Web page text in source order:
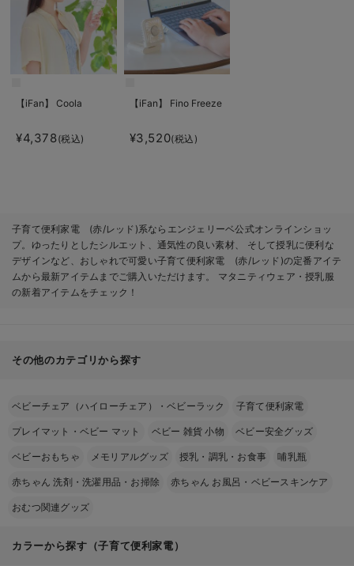
【iFan】 Coola
¥4,378(税込)
【iFan】 Fino Freeze
¥3,520(税込)
子育て便利家電 (赤/レッド)系ならエンジェリーベ公式オンラインショッ
プ。ゆったりとしたシルエット、通気性の良い素材、 そして授乳に便利な
デザインなど、おしゃれで可愛い子育て便利家電 (赤/レッド)の定番アイテ
ムから最新アイテムまでご購入いただけます。 マタニティウェア・授乳服
の新着アイテムをチェック！
その他のカテゴリから探す
ベビーチェア（ハイローチェア）・ベビーラック 子育て便利家電
プレイマット・ベビー マット ベビー 雑貨 小物 ベビー安全グッズ
ベビーおもちゃ メモリアルグッズ 授乳・調乳・お食事 哺乳瓶
赤ちゃん 洗剤・洗濯用品・お掃除 赤ちゃん お風呂・ベビースキンケア
おむつ関連グッズ
カラーから探す（子育て便利家電）